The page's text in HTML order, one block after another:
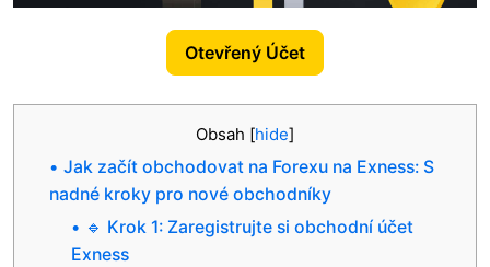
Otevřený Účet
Obsah [hide]
Jak začít obchodovat na Forexu na Exness: S
nadné kroky pro nové obchodníky
🔹 Krok 1: Zaregistrujte si obchodní účet
Exness